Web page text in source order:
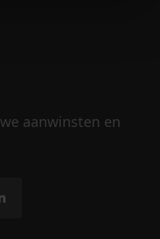
aanwinsten en